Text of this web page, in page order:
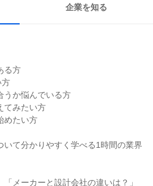
企業を知る
る方
方
うか悩んでいる方
てみたい方
めたい方
いて分かりやすく学べる1時間の業界
「メーカーと設計会社の違いは？」